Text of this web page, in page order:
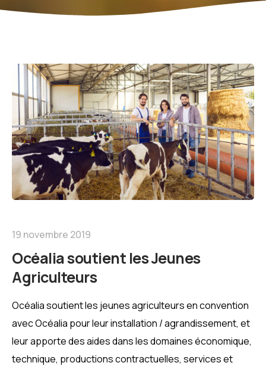
19 novembre 2019
Océalia soutient les Jeunes
Agriculteurs
Océalia soutient les jeunes agriculteurs en convention
avec Océalia pour leur installation / agrandissement, et
leur apporte des aides dans les domaines économique,
technique, productions contractuelles, services et